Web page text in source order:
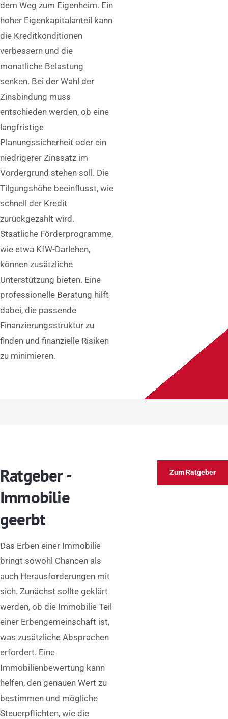
dem Weg zum Eigenheim. Ein
hoher Eigenkapitalanteil kann
die Kreditkonditionen
verbessern und die
monatliche Belastung
senken. Bei der Wahl der
Zinsbindung muss
entschieden werden, ob eine
langfristige
Planungssicherheit oder ein
niedrigerer Zinssatz im
Vordergrund stehen soll. Die
Tilgungshöhe beeinflusst, wie
schnell der Kredit
zurückgezahlt wird.
Staatliche Förderprogramme,
wie etwa KfW-Darlehen,
können zusätzliche
Unterstützung bieten. Eine
professionelle Beratung hilft
dabei, die passende
Finanzierungsstruktur zu
finden und finanzielle Risiken
zu minimieren.
Ratgeber -
Immobilie
geerbt
Das Erben einer Immobilie
bringt sowohl Chancen als
auch Herausforderungen mit
sich. Zunächst sollte geklärt
werden, ob die Immobilie Teil
einer Erbengemeinschaft ist,
was zusätzliche Absprachen
erfordert. Eine
Immobilienbewertung kann
helfen, den genauen Wert zu
bestimmen und mögliche
Steuerpflichten, wie die
Zum Ratgeber